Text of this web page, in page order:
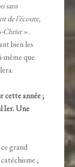
sans
de l’écoute,
Christ ».
bien les
même que
cette année ;
Ier. Une
grand
;